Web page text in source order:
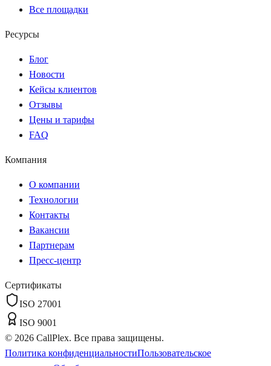
Все площадки
Ресурсы
Блог
Новости
Кейсы клиентов
Отзывы
Цены и тарифы
FAQ
Компания
О компании
Технологии
Контакты
Вакансии
Партнерам
Пресс-центр
Сертификаты
ISO 27001
ISO 9001
© 2026 CallPlex. Все права защищены.
Политика конфиденциальностиПользовательское